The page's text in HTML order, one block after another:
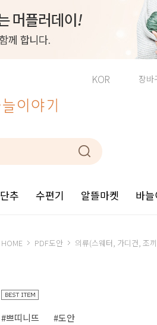
KOR 장바
단추 수편기 알뜰마켓 바
HOME PDF도안 의류(스웨터, 가디건, 조
#쁘띠니뜨 #도안